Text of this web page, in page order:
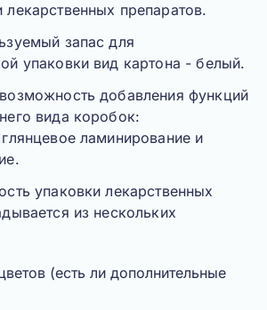
препаратов.
запас для
упаковки вид картона - белый.
добавления функций
вида коробок:
ламинирование и
упаковки лекарственных
из нескольких
(есть ли дополнительные